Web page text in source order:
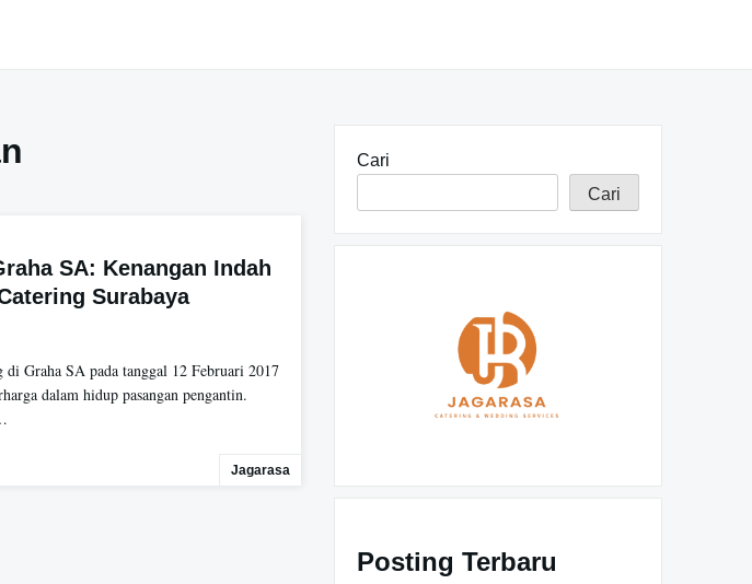
SA: Kenangan Indah
Surabaya
di Graha SA pada tanggal 12 Februari 2017
dalam hidup pasangan pengantin.
Jagarasa
Cari
Cari
Posting Terbaru